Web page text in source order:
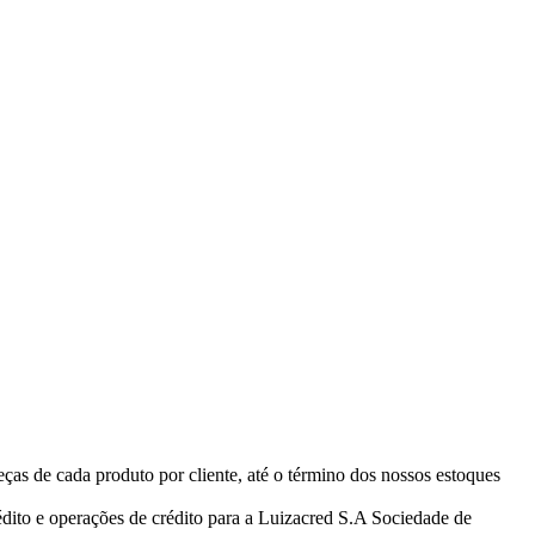
de cada produto por cliente, até o término dos nossos estoques
e operações de crédito para a Luizacred S.A Sociedade de